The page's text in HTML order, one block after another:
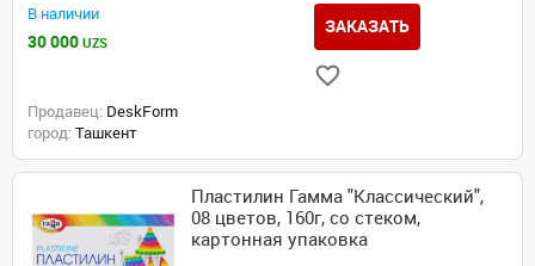
В наличии
30 000 UZS
ЗАКАЗАТЬ
Продавец: DeskForm
город: Ташкент
Пластилин Гамма "Классический",
08 цветов, 160г, со стеком,
картонная упаковка